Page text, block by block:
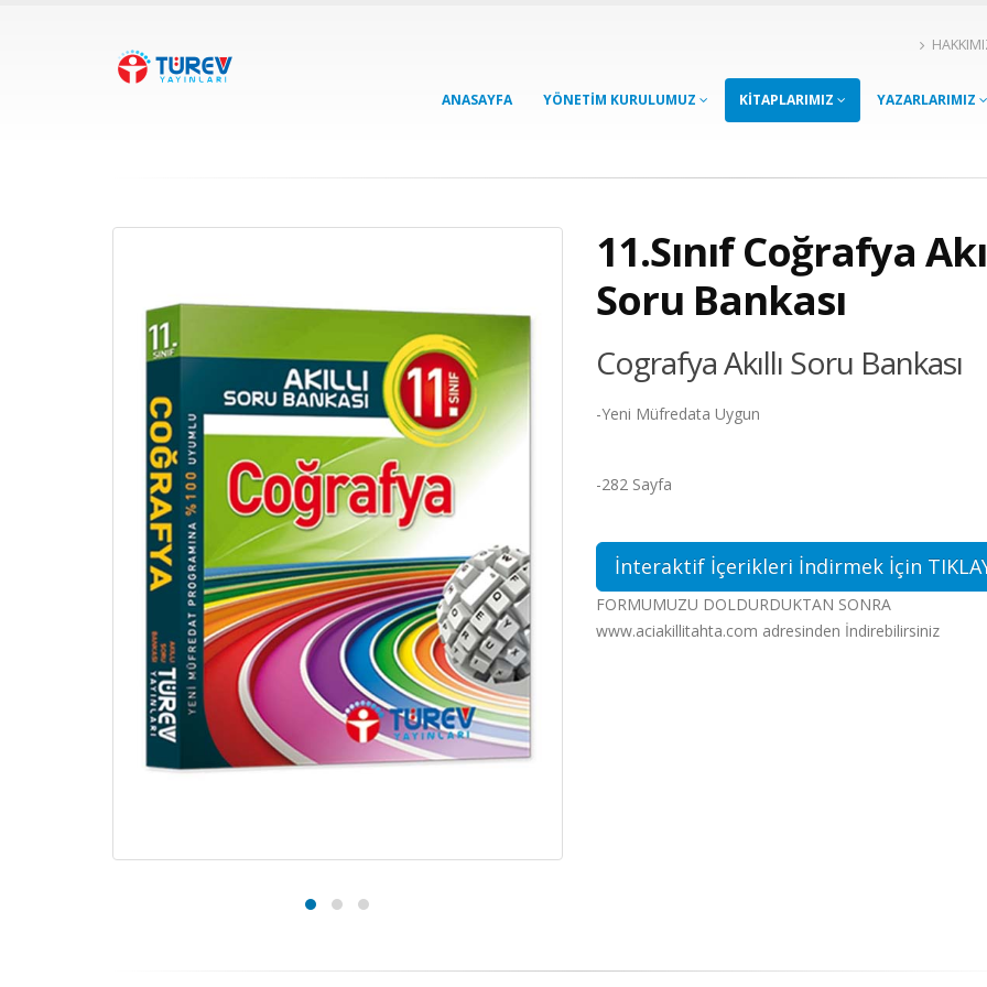
ANASAYFA YÖNETİM KURULUMUZ KİTAPLARIMIZ YAZARLARIMIZ
11.Sınıf Coğrafya
Soru Bankası
Cografya Akıllı Soru Bankası
-Yeni Müfredata Uygun
-282 Sayfa
İnteraktif İçerikleri İndirmek İçin
FORMUMUZU DOLDURDUKTAN SONRA
www.aciakillitahta.com adresinden İndirebilirsiniz